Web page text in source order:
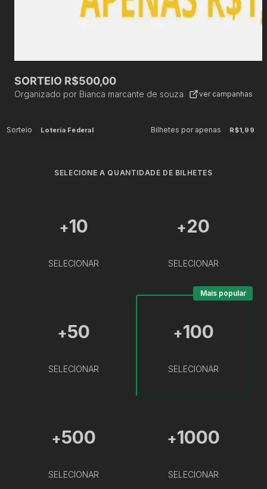
SORTEIO R$500,00
Organizado por Bianca marcante de souza ver campanhas
Sorteio Loteria Federal Bilhetes por apenas R$1,99
SELECIONE A QUANTIDADE DE BILHETES
+10
SELECIONAR
+20
SELECIONAR
+50
SELECIONAR
+100
SELECIONAR
Mais popular
+500
SELECIONAR
+1000
SELECIONAR